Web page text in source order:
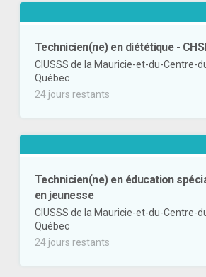
Technicien(ne) en diététique -
CIUSSS de la Mauricie-et-du-Centre-
Québec
24 jours restants
Technicien(ne) en éducation
en jeunesse
CIUSSS de la Mauricie-et-du-Centre-
Québec
24 jours restants